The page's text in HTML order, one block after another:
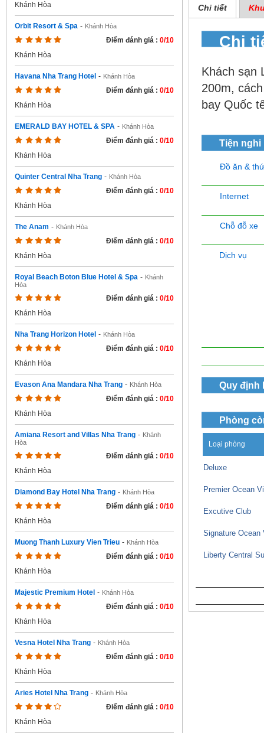
Khánh Hòa
Orbit Resort & Spa - Khánh Hòa
Điểm đánh giá : 0/10
Khánh Hòa
Havana Nha Trang Hotel - Khánh Hòa
Điểm đánh giá : 0/10
Khánh Hòa
EMERALD BAY HOTEL & SPA - Khánh Hòa
Điểm đánh giá : 0/10
Khánh Hòa
Quinter Central Nha Trang - Khánh Hòa
Điểm đánh giá : 0/10
Khánh Hòa
The Anam - Khánh Hòa
Điểm đánh giá : 0/10
Khánh Hòa
Royal Beach Boton Blue Hotel & Spa - Khánh
Hòa
Điểm đánh giá : 0/10
Khánh Hòa
Nha Trang Horizon Hotel - Khánh Hòa
Điểm đánh giá : 0/10
Khánh Hòa
Evason Ana Mandara Nha Trang - Khánh Hòa
Điểm đánh giá : 0/10
Khánh Hòa
Amiana Resort and Villas Nha Trang - Khánh
Hòa
Điểm đánh giá : 0/10
Khánh Hòa
Diamond Bay Hotel Nha Trang - Khánh Hòa
Điểm đánh giá : 0/10
Khánh Hòa
Muong Thanh Luxury Vien Trieu - Khánh Hòa
Điểm đánh giá : 0/10
Khánh Hòa
Majestic Premium Hotel - Khánh Hòa
Điểm đánh giá : 0/10
Khánh Hòa
Vesna Hotel Nha Trang - Khánh Hòa
Điểm đánh giá : 0/10
Khánh Hòa
Aries Hotel Nha Trang - Khánh Hòa
Điểm đánh giá : 0/10
Khánh Hòa
Chi tiết
Chi
Khách sạn
200m,
bay Quốc
Tiện nghi
Đồ ăn &
Internet
Chỗ đỗ xe
Dịch vụ
Quy định
Phòng
Loại phòng
Deluxe
Premier Ocean
Excutive Club
Signature Ocean
Liberty Central